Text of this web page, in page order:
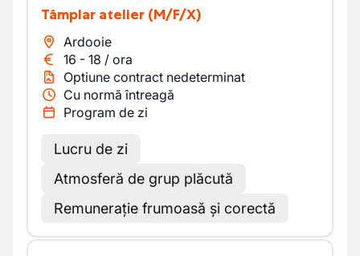
Tâmplar atelier (M/F/X)
Ardooie
16 - 18 / ora
Optiune contract nedeterminat
Cu normă întreagă
Program de zi
Lucru de zi
Atmosferă de grup plăcută
Remunerație frumoasă și corectă